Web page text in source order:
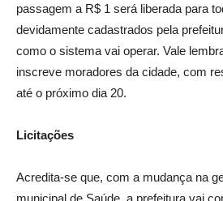
passagem a R$ 1 será liberada para
devidamente cadastrados pela
como o sistema vai operar. Vale
inscreve moradores da cidade, com
até o próximo dia 20.
Licitações
Acredita-se que, com a mudança na
municipal de Saúde, a prefeitura vai